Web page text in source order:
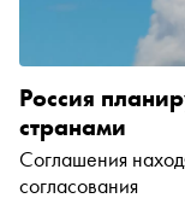
Россия
странами
Соглашения
согласования